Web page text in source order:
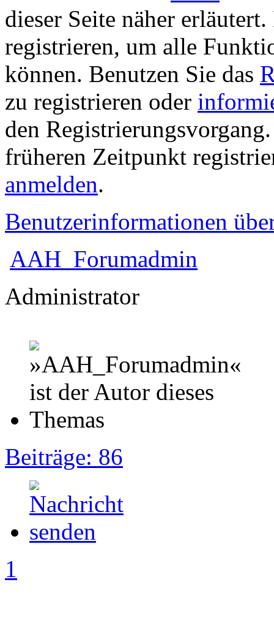
dieser Seite näher
registrieren, um alle
können. Benutzen Sie das
zu registrieren oder
den
früheren Zeitpunkt
anmelden.
Benutzerinformationen
AAH_Forumadmin
Administrator
Beiträge: 86
1